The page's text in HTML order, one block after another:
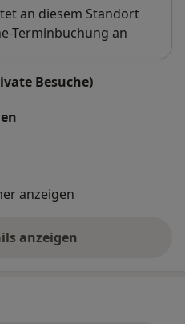
an diesem Standort
Terminbuchung an
Besuche)
anzeigen
anzeigen
über die Adresse